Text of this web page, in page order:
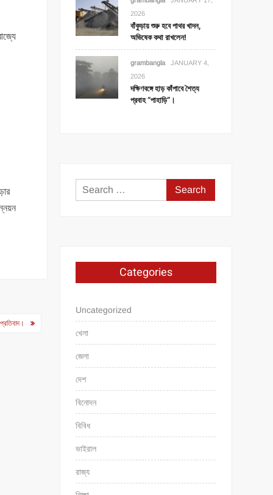
2026
বাঁকুড়ায় শুরু হবে পাথর খাদন,
অভিষেক কথা রাখলেন!
grambangla
JANUARY 4,
2026
দক্ষিণবঙ্গে হাড় কাঁপাবে শৈত্য
প্রবাহ “পাহাড়ি”।
Search
for:
Categories
Uncategorized
খেলা
জেলা
দেশ
বিনোদন
বিবিধ
ভাইরাল
রাজ্য